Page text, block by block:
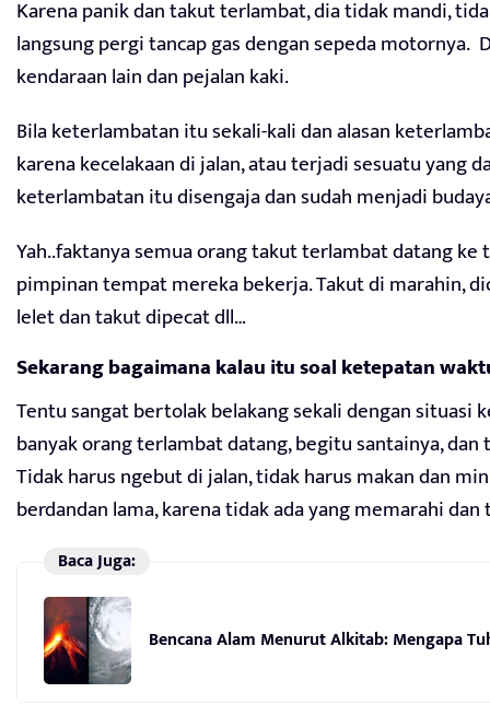
Karena panik dan takut terlambat, dia tidak mandi,
langsung pergi tancap gas dengan sepeda
kendaraan lain dan pejalan kaki.
Bila keterlambatan itu sekali-kali dan alasan
karena kecelakaan di jalan, atau terjadi sesuatu yang
keterlambatan itu disengaja dan sudah menjadi
Yah..faktanya semua orang takut terlambat datang
pimpinan tempat mereka bekerja. Takut di marahin,
lelet dan takut dipecat dll…
Sekarang bagaimana kalau itu soal ketepatan
Tentu sangat bertolak belakang sekali dengan
banyak orang terlambat datang, begitu santainya,
Tidak harus ngebut di jalan, tidak harus makan dan
berdandan lama, karena tidak ada yang memarahi
Baca Juga:
Bencana Alam Menurut Alkitab: Mengapa